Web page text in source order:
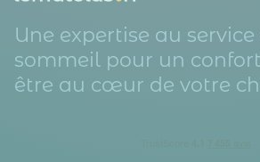
Une expertise au
sommeil pour un
être au cœur de votre